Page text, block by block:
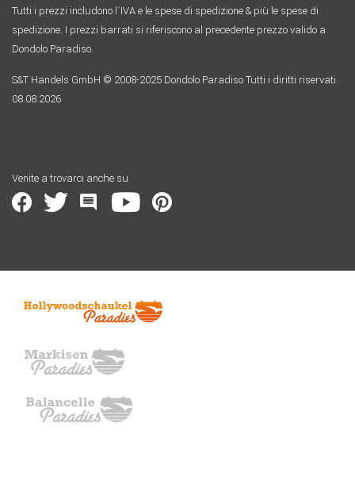
Tutti i prezzi includono l´IVA e le spese di spedizione & più le spese di
spedizione. I prezzi barrati si riferiscono al precedente prezzo valido a
Dondolo Paradiso.
S&T Handels GmbH © 2008-2025 Dondolo Paradiso Tutti i diritti riservati.
08.08.2026
Venite a trovarci anche su